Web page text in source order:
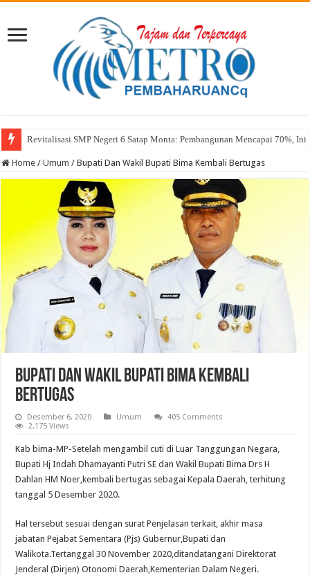
Revitalisasi SMP Negeri 6 Satap Monta: Pembangunan Mencapai 70%,
Sekda Abul: Pelantikan adalah Pengakuan Kompetensi
Home / Umum / Bupati Dan Wakil Bupati Bima Kembali Bertugas
Bupati Dan Wakil Bupati Bima Kembali
Bertugas
Desember 6, 2020 Umum
405 Comments
2,175 Views
Kab bima-MP-Setelah mengambil cuti di Luar Tanggungan Negara,
Bupati Hj Indah Dhamayanti Putri SE dan Wakil Bupati Bima Drs H
Dahlan HM Noer,kembali bertugas sebagai Kepala Daerah, terhitung
tanggal 5 Desember 2020.
Hal tersebut sesuai dengan surat Penjelasan terkait, akhir masa
jabatan Pejabat Sementara (Pjs) Gubernur,Bupati dan
Walikota.Tertanggal 30 November 2020,ditandatangani Direktorat
Jenderal (Dirjen) Otonomi Daerah,Kementerian Dalam Negeri.